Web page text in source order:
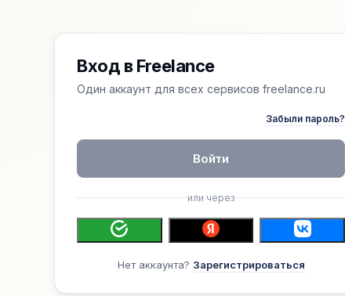
Вход в Freelance
Один аккаунт для всех сервисов freelance.ru
Забыли пароль?
Войти
или через
Нет аккаунта? Зарегистрироваться